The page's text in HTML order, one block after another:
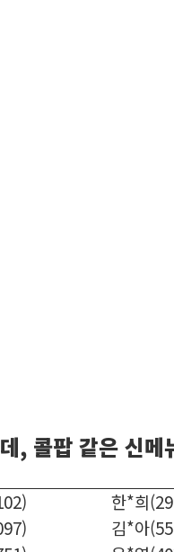
, 콜팝 같은 신메
한*희
김*아